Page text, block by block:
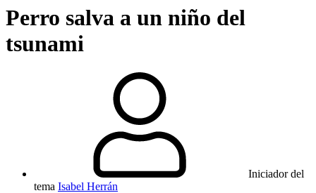
Perro salva a un niño del
tsunami
Iniciador del
tema Isabel Herrán